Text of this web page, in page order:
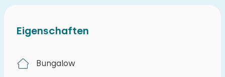
Möbeln. Das Hausverfügt über ausreichend
Eigenschaften
Bungalow